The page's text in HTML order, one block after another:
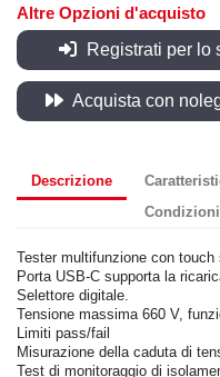
Altre Opzioni d'acquisto
Registrati per lo
Acquista con
Descrizione
Tester multifunzione con
Porta USB-C supporta la
Selettore digitale.
Tensione massima 660 V,
Limiti pass/fail
Misurazione della caduta di
Test di monitoraggio di